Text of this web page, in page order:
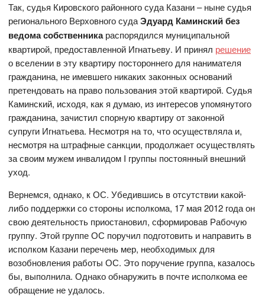
Так, судья Кировского районного суда Казани – ныне судья
регионального Верховного судаЭдуард Каминскийбез
ведома собственникараспорядился муниципальной
квартирой, предоставленной Игнатьеву. И принял решение
о вселении в эту квартиру постороннего для нанимателя
гражданина, не имевшего никаких законных оснований
претендовать на право пользования этой квартирой. Судья
Каминский, исходя, как я думаю, из интересов упомянутого
гражданина, зачистил спорную квартиру от законной
супруги Игнатьева. Несмотря на то, что осуществляла и,
несмотря на штрафные санкции, продолжает осуществлять
за своим мужем инвалидом I группы постоянный внешний
уход.
Вернемся, однако, к ОС. Убедившись в отсутствии какой-
либо поддержки со стороны исполкома, 17 мая 2012 года он
свою деятельность приостановил, сформировав Рабочую
группу. Этой группе ОС поручил подготовить и направить в
исполком Казани перечень мер, необходимых для
возобновления работы ОС. Это поручение группа, казалось
бы, выполнила. Однако обнаружить в почте исполкома ее
обращение не удалось.